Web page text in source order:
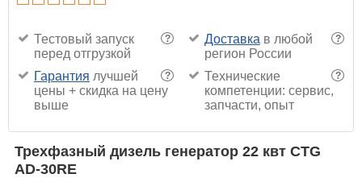
?
Тестовый запуск
перед отгрузкой
?
Доставка в любой
регион России
?
Гарантия лучшей
цены + скидка на цену
выше
?
Технические
компетенции: сервис,
запчасти, опыт
Трехфазный дизель генератор 22 квт CTG
AD-30RE